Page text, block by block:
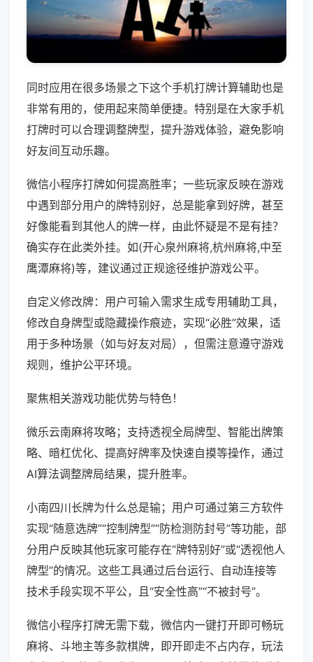
同时应用在很多场景之下这个手机打牌计算辅助也是
非常有用的，使用起来简单便捷。特别是在大家手机
打牌时可以合理调整牌型，提升游戏体验，避免影响
好友间互动乐趣。
微信小程序打牌如何提高胜率；一些玩家反映在游戏
中遇到部分用户的牌特别好，总是能拿到好牌，甚至
好像能看到其他人的牌一样，由此怀疑是不是有挂？
确实存在此类外挂。如(开心泉州麻将,杭州麻将,中至
鹰潭麻将)等，建议通过正规途径维护游戏公平。
自定义修改牌：用户可输入需求生成专用辅助工具，
修改自身牌型或隐藏操作痕迹，实现“必胜”效果，适
用于多种场景（如与好友对局），但需注意遵守游戏
规则，维护公平环境。
聚焦相关游戏功能优势与特色！
微乐云南麻将攻略；支持透视全局牌型、智能出牌策
略、暗杠优化、提高好牌率及快速自摸等操作，通过
AI算法调整牌局结果，提升胜率。
小南四川长牌为什么总是输；用户可通过第三方软件
实现“随意选牌”“控制牌型”“防检测防封号”等功能，部
分用户反映其他玩家可能存在“牌特别好”或“透视他人
牌型”的情况。这些工具通过后台运行、自动连接等
技术手段实现不平公，且“安全性高”“不被封号”。
微信小程序打牌无需下载，微信内一键打开即可畅玩
麻将、斗地主等多款棋牌，即开即走不占内存，玩法